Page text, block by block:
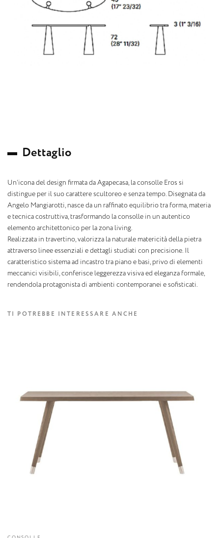
Dettaglio
Un’icona del design firmata da Agapecasa, la consolle Eros si
distingue per il suo carattere scultoreo e senza tempo. Disegnata da
Angelo Mangiarotti, nasce da un raffinato equilibrio tra forma, materia
e tecnica costruttiva, trasformando la consolle in un autentico
elemento architettonico per la zona living.
Realizzata in travertino, valorizza la naturale matericità della pietra
attraverso linee essenziali e dettagli studiati con precisione. Il
caratteristico sistema ad incastro tra piano e basi, privo di elementi
meccanici visibili, conferisce leggerezza visiva ed eleganza formale,
rendendola protagonista di ambienti contemporanei e sofisticati.
TI POTREBBE INTERESSARE ANCHE